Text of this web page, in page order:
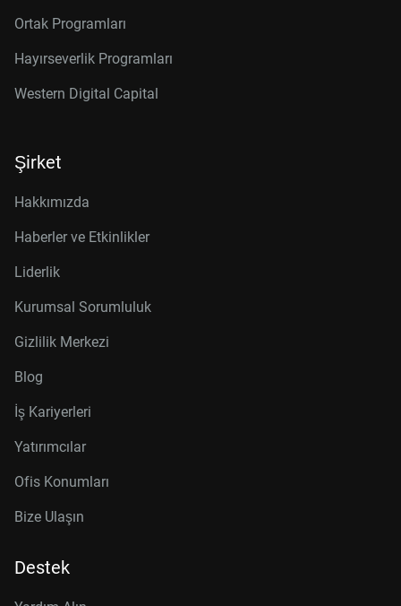
Ortak Programları
Hayırseverlik Programları
Western Digital Capital
Şirket
Hakkımızda
Haberler ve Etkinlikler
Liderlik
Kurumsal Sorumluluk
Gizlilik Merkezi
Blog
İş Kariyerleri
Yatırımcılar
Ofis Konumları
Bize Ulaşın
Destek